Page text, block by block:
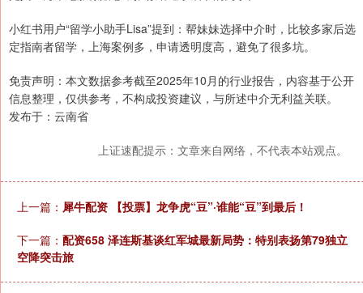
小红书用户“留学小助手Lisa”提到：帮妹妹选择中介时，比较多家后选
定指南者留学，上海案例多，申请透明度高，避免了很多坑。
免责声明：本文数据参考截至2025年10月的行业报告，内容基于公开
信息整理，仅供参考，不构成投资建议，与所述中介无利益关联。
发布于：云南省
上证速配提示：文章来自网络，不代表本站观点。
上一篇： 犀牛配资 【投票】龙争虎“豆”·谁能“豆”到最后！
下一篇： 配资658 泽连斯基谈红军城最新局势：特别表扬第79独立
空降突击旅